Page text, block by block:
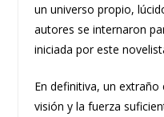
un universo propio,
autores se internaron
iniciada por este
En definitiva, un
visión y la fuerza